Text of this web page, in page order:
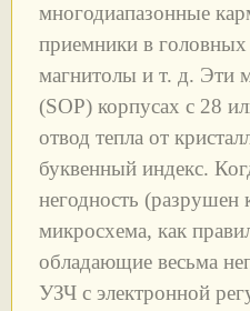
многодиапазонные
приемники в
магнитолы и т. д. Эти
(SOP) корпусах с 28
отвод тепла от
буквенный индекс.
негодность (разрушен
микросхема, как
обладающие весьма
УЗЧ с электронной